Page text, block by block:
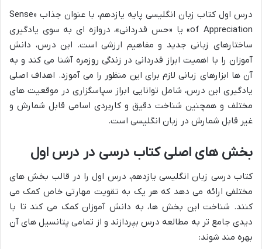
درس اول کتاب زبان انگلیسی پایه یازدهم، با عنوان جذاب «Sense
of Appreciation» یا «حس قدردانی»، دروازه ای به سوی یادگیری
ساختارهای زبانی جدید و مفاهیم ارزشی است. این درس، دانش
آموزان را با اهمیت ابراز قدردانی در زندگی روزمره آشنا می کند و به
آن ها ابزارهای زبانی لازم برای این منظور را می آموزد. اهداف اصلی
یادگیری این درس، شامل توانایی ابراز سپاسگزاری در موقعیت های
مختلف و همچنین شناخت دقیق و کاربردی اسامی قابل شمارش و
غیر قابل شمارش در زبان انگلیسی است.
بخش های اصلی کتاب درسی در درس اول
کتاب درسی زبان انگلیسی یازدهم، درس اول را در قالب بخش های
مختلفی ارائه می دهد که هر یک به تقویت مهارتی خاص کمک می
کنند. شناخت این بخش ها، به دانش آموزان کمک می کند تا با
دیدی جامع تر به مطالعه درس بپردازند و از تمامی پتانسیل های آن
بهره مند شوند: